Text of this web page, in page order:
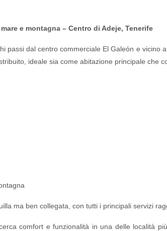
e montagna – Centro di Adeje, Tenerife
passi dal centro commerciale El Galeón e vicino
ideale sia come abitazione principale che
ma ben collegata, con tutti i principali servizi
comfort e funzionalità in una delle località